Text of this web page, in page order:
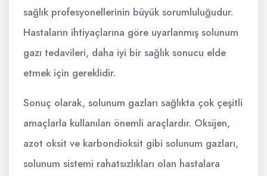
sağlık profesyonellerinin büyük sorumluluğudur.
Hastaların ihtiyaçlarına göre uyarlanmış solunum
gazı tedavileri, daha iyi bir sağlık sonucu elde
etmek için gereklidir.
Sonuç olarak, solunum gazları sağlıkta çok çeşitli
amaçlarla kullanılan önemli araçlardır. Oksijen,
azot oksit ve karbondioksit gibi solunum gazları,
solunum sistemi rahatsızlıkları olan hastalara